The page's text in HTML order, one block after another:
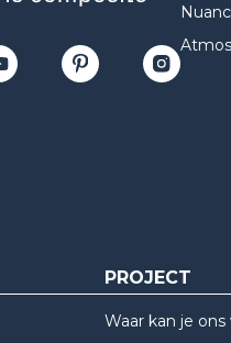
PROJECT
Waar kan je ons